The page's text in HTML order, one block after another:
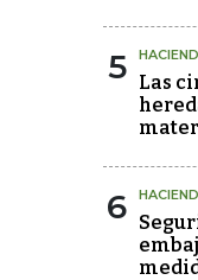
5 Las
6